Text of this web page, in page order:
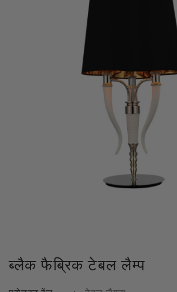
ब्लैक फैब्रिक टेबल लैम्प